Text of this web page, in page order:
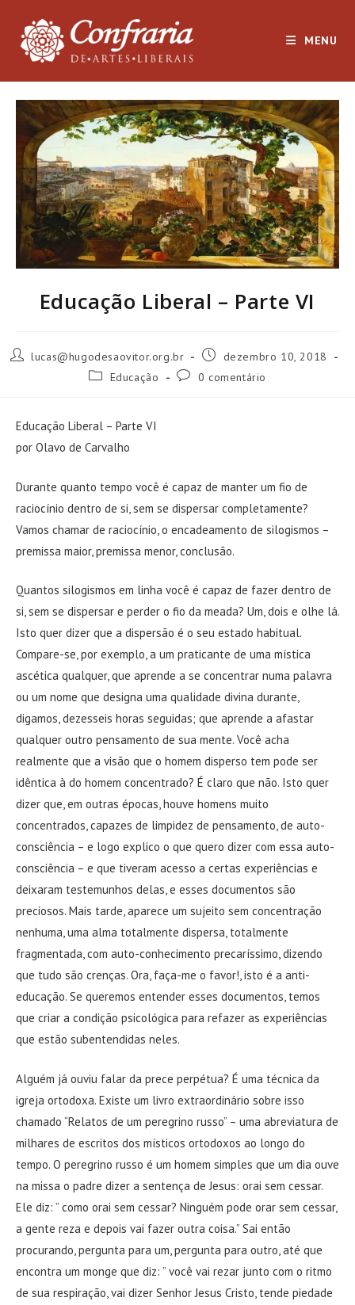
MENU
Educação Liberal – Parte VI
Autorlucas@hugodesaovitor.org.br
Post dezembro 10, 2018
Categoria
Educação
Comentários
0 comentário
Educação Liberal – Parte VI
por Olavo de Carvalho
Durante quanto tempo você é capaz de manter um fio de
raciocínio dentro de si, sem se dispersar completamente?
Vamos chamar de raciocínio, o encadeamento de silogismos –
premissa maior, premissa menor, conclusão.
Quantos silogismos em linha você é capaz de fazer dentro de
si, sem se dispersar e perder o fio da meada? Um, dois e olhe lá.
Isto quer dizer que a dispersão é o seu estado habitual.
Compare-se, por exemplo, a um praticante de uma mística
ascética qualquer, que aprende a se concentrar numa palavra
ou um nome que designa uma qualidade divina durante,
digamos, dezesseis horas seguidas; que aprende a afastar
qualquer outro pensamento de sua mente. Você acha
realmente que a visão que o homem disperso tem pode ser
idêntica à do homem concentrado? É claro que não. Isto quer
dizer que, em outras épocas, houve homens muito
concentrados, capazes de limpidez de pensamento, de auto-
consciência – e logo explico o que quero dizer com essa auto-
consciência – e que tiveram acesso a certas experiências e
deixaram testemunhos delas, e esses documentos são
preciosos. Mais tarde, aparece um sujeito sem concentração
nenhuma, uma alma totalmente dispersa, totalmente
fragmentada, com auto-conhecimento precaríssimo, dizendo
que tudo são crenças. Ora, faça-me o favor!, isto é a anti-
educação. Se queremos entender esses documentos, temos
que criar a condição psicológica para refazer as experiências
que estão subentendidas neles.
Alguém já ouviu falar da prece perpétua? É uma técnica da
igreja ortodoxa. Existe um livro extraordinário sobre isso
chamado “Relatos de um peregrino russo” – uma abreviatura de
milhares de escritos dos místicos ortodoxos ao longo do
tempo. O peregrino russo é um homem simples que um dia ouve
na missa o padre dizer a sentença de Jesus: orai sem cessar.
Ele diz: ” como orai sem cessar? Ninguém pode orar sem cessar,
a gente reza e depois vai fazer outra coisa.” Sai então
procurando, pergunta para um, pergunta para outro, até que
encontra um monge que diz: ” você vai rezar junto com o ritmo
de sua respiração, vai dizer Senhor Jesus Cristo, tende piedade